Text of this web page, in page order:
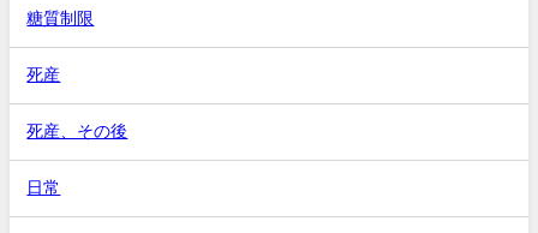
糖質制限
死産
死産、その後
日常